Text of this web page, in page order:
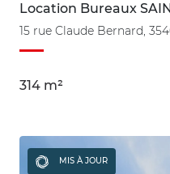
Location Bureaux
15 rue Claude Bernard,
314 m²
MIS À JOUR